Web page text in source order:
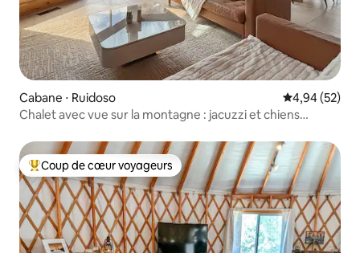
Cabane ⋅ Ruidoso Évaluation
4,94 (52)
Chalet avec vue sur la montagne : jacuzzi et chiens
Coups de cœur voyageurs les plus appréciés
Coup de cœur voyageurs